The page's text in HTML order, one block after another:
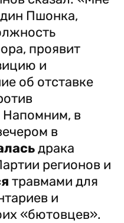
Пшонка,
проявит
и
об отставке
Напомним, в
в
драка
регионов и
травмами для
и
«бютовцев».